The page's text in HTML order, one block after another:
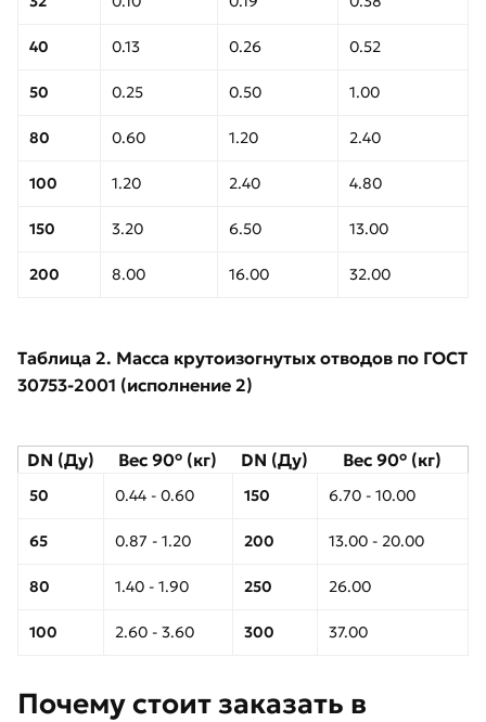
40 0.13 0.26 0.52
50 0.25 0.50 1.00
80 0.60 1.20 2.40
100 1.20 2.40 4.80
150 3.20 6.50 13.00
200 8.00 16.00 32.00
Таблица 2. Масса крутоизогнутых отводов по ГОСТ
30753-2001 (исполнение 2)
DN (Ду) Вес 90° (кг) DN (Ду) Вес 90° (кг)
50 0.44 - 0.60 150 6.70 - 10.00
65 0.87 - 1.20 200 13.00 - 20.00
80 1.40 - 1.90 250 26.00
100 2.60 - 3.60 300 37.00
Почему стоит заказать в